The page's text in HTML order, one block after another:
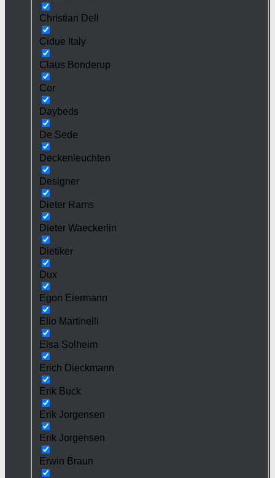
Christian Dell
Cidue Italy
Claus Bonderup
Cor
Daybeds
De Sede
Deckenleuchten
Designer
Dieter Rams
Dieter Waeckerlin
Dietiker
Dux
Egon Eiermann
Elio Martinelli
Elsa Solheim
Erich Dieckmann
Erik Buck
Erik Jorgensen
Erik Jorgensen
Erwin Braun